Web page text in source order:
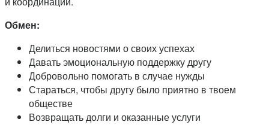
Обмен:
Делиться новостями о своих успехах
Давать эмоциональную поддержку другу
Добровольно помогать в случае нужды
Стараться, чтобы другу было приятно в твоем
обществе
Возвращать долги и оказанные услуги